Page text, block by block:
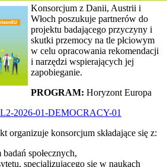
Konsorcjum z Danii, Austrii i
Włoch poszukuje partnerów do
projektu badającego przyczyny i
skutki przemocy na tle płciowym
w celu opracowania rekomendacji
i narzędzi wspierających jej
zapobieganie.
PROGRAM: Horyzont Europa
2026-01-DEMOCRACY-01
organizuje konsorcjum składające się z:
społecznych,
specjalizującego się w naukach